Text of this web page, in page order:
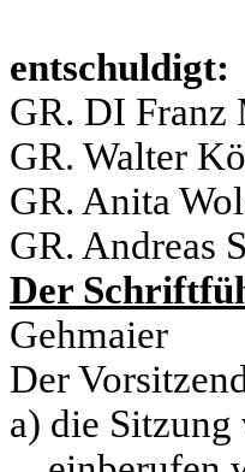
GR. DI Franz
GR. Walter
GR. Anita
GR. Andreas
Der
Gehmaier
Der
a) die